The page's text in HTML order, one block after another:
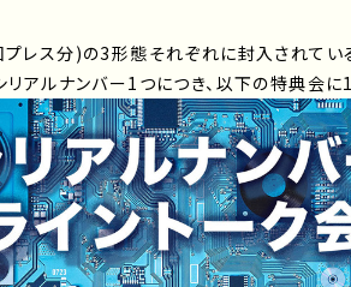
レス分)の3形態それぞれに封入されてい
リアルナンバー1つにつき、以下の特典会